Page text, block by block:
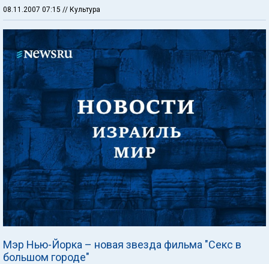
08.11.2007 07:15 // Культура
Мэр Нью-Йорка – новая звезда фильма "Секс в
большом городе"